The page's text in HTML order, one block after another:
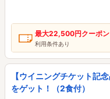
最大22,500円クーポン
利用条件あり
【ウイニングチケット記
をゲット！（2食付）